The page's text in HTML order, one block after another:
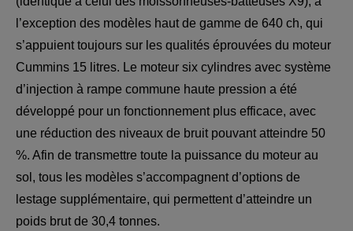
l’exception des modèles haut de gamme de 640 ch, qui
s’appuient toujours sur les qualités éprouvées du moteur
Cummins 15 litres. Le moteur six cylindres avec système
d’injection à rampe commune haute pression a été
développé pour un fonctionnement plus efficace, avec
une réduction des niveaux de bruit pouvant atteindre 50
%. Afin de transmettre toute la puissance du moteur au
sol, tous les modèles s’accompagnent d’options de
lestage supplémentaire, qui permettent d’atteindre un
poids brut de 30,4 tonnes.